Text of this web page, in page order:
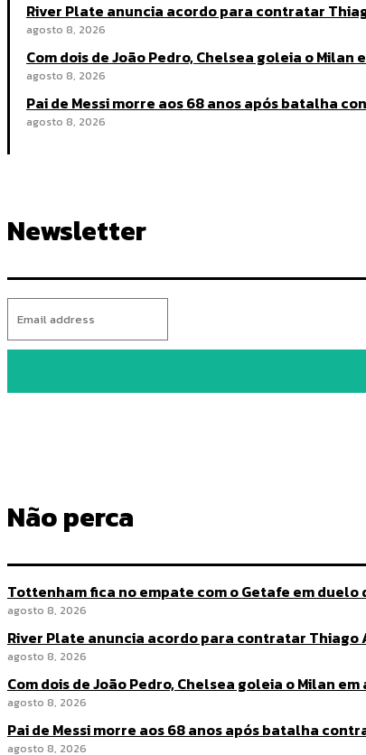
River Plate anuncia acordo para contratar
agosto 8, 2026
Com dois de João Pedro, Chelsea goleia o
agosto 8, 2026
Pai de Messi morre aos 68 anos após batalha
agosto 8, 2026
Newsletter
Não perca
Tottenham fica no empate com o Getafe em
agosto 8, 2026
River Plate anuncia acordo para contratar Thiago
agosto 8, 2026
Com dois de João Pedro, Chelsea goleia o Milan
agosto 8, 2026
Pai de Messi morre aos 68 anos após batalha
agosto 8, 2026